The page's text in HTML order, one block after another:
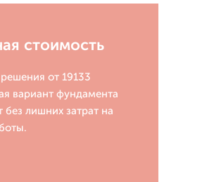
стоимость
от 19133
вариант фундамента
лишних затрат на